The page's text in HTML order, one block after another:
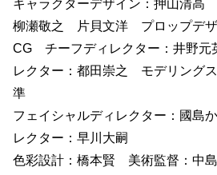
キャラクターデザイン：押山清高
柳瀬敬之 片貝文洋 プロップデザ
CG チーフディレクター：井野
レクター：都田崇之 モデリングス
準
フェイシャルディレクター：國島
レクター：早川大嗣
色彩設計：橋本賢 美術監督：中